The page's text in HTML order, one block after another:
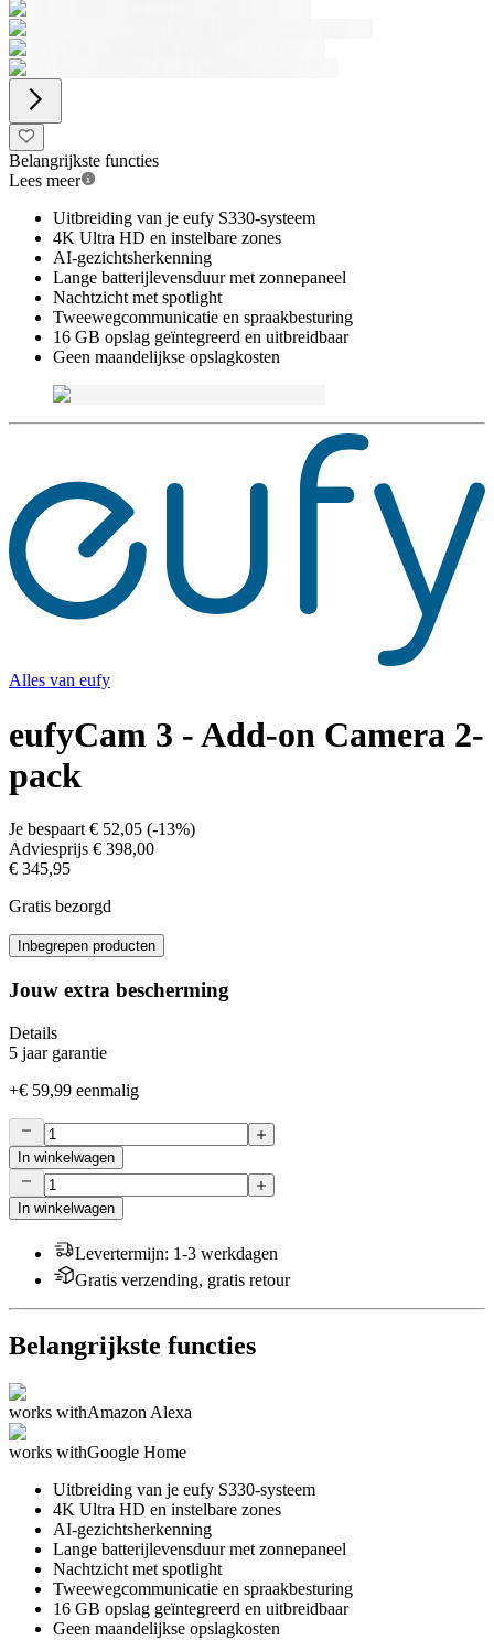
Belangrijkste functies
Lees meer
Uitbreiding van je eufy S330-systeem
4K Ultra HD en instelbare zones
AI-gezichtsherkenning
Lange batterijlevensduur met zonnepaneel
Nachtzicht met spotlight
Tweewegcommunicatie en spraakbesturing
16 GB opslag geïntegreerd en uitbreidbaar
Geen maandelijkse opslagkosten
Alles van eufy
eufyCam 3 - Add-on Camera 2-
pack
Je bespaart € 52,05 (-13%)
Adviesprijs € 398,00
€ 345,95
Gratis bezorgd
Inbegrepen producten
Jouw extra bescherming
Details
5 jaar garantie
+€ 59,99 eenmalig
In winkelwagen
In winkelwagen
Levertermijn: 1-3 werkdagen
Gratis verzending, gratis retour
Belangrijkste functies
works withAmazon Alexa
works withGoogle Home
Uitbreiding van je eufy S330-systeem
4K Ultra HD en instelbare zones
AI-gezichtsherkenning
Lange batterijlevensduur met zonnepaneel
Nachtzicht met spotlight
Tweewegcommunicatie en spraakbesturing
16 GB opslag geïntegreerd en uitbreidbaar
Geen maandelijkse opslagkosten